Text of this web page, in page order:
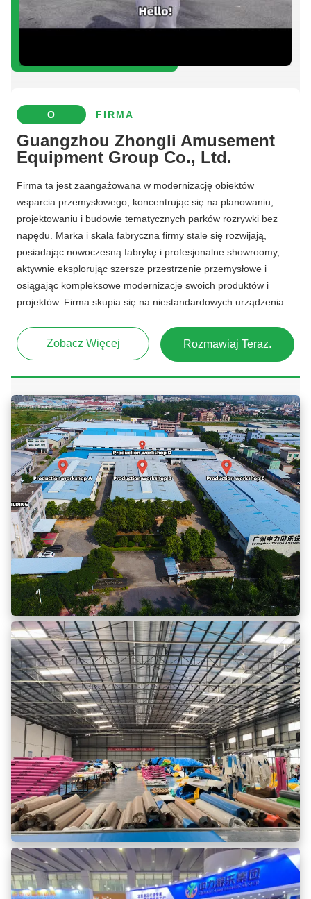
O FIRMA
Guangzhou Zhongli Amusement
Equipment Group Co., Ltd.
Firma ta jest zaangażowana w modernizację obiektów
wsparcia przemysłowego, koncentrując się na planowaniu,
projektowaniu i budowie tematycznych parków rozrywki bez
napędu. Marka i skala fabryczna firmy stale się rozwijają,
posiadając nowoczesną fabrykę i profesjonalne showroomy,
aktywnie eksplorując szersze przestrzenie przemysłowe i
osiągając kompleksowe modernizacje swoich produktów i
projektów. Firma skupia się na niestandardowych urządzeniach
Zobacz Więcej Rozmawiaj Teraz.